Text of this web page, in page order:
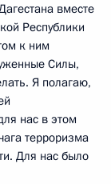
вместе
Республики
к ним
Силы,
Я полагаю,
нас в этом
терроризма
Для нас было